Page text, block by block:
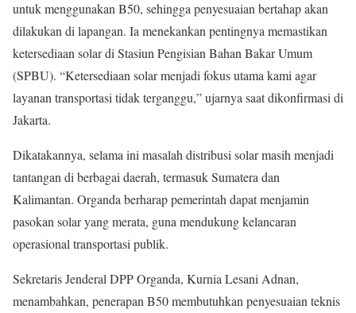
untuk menggunakan B50, sehingga penyesuaian bertahap akan
dilakukan di lapangan. Ia menekankan pentingnya memastikan
ketersediaan solar di Stasiun Pengisian Bahan Bakar Umum
(SPBU). “Ketersediaan solar menjadi fokus utama kami agar
layanan transportasi tidak terganggu,” ujarnya saat dikonfirmasi di
Jakarta.
Dikatakannya, selama ini masalah distribusi solar masih menjadi
tantangan di berbagai daerah, termasuk Sumatera dan
Kalimantan. Organda berharap pemerintah dapat menjamin
pasokan solar yang merata, guna mendukung kelancaran
operasional transportasi publik.
Sekretaris Jenderal DPP Organda, Kurnia Lesani Adnan,
menambahkan, penerapan B50 membutuhkan penyesuaian teknis